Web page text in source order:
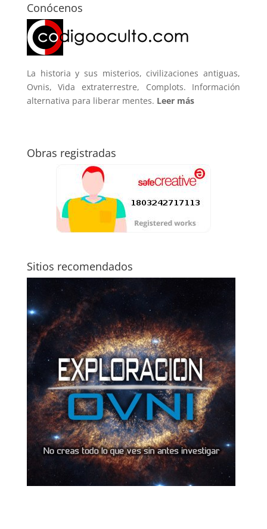
Conócenos
La historia y sus misterios, civilizaciones antiguas,
Ovnis, Vida extraterrestre, Complots. Información
alternativa para liberar mentes. Leer más
Obras registradas
Sitios recomendados